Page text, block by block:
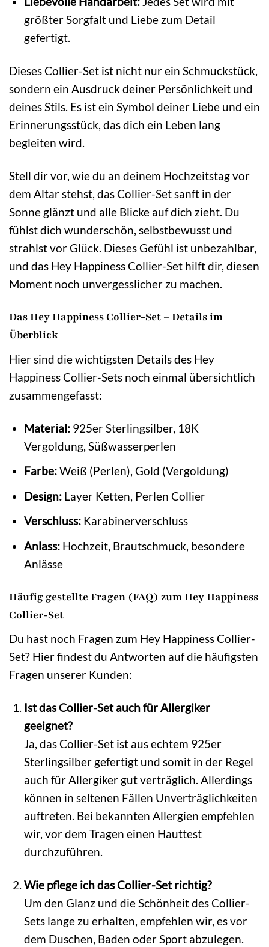
größter Sorgfalt und Liebe zum Detail
gefertigt.
Dieses Collier-Set ist nicht nur ein Schmuckstück,
sondern ein Ausdruck deiner Persönlichkeit und
deines Stils. Es ist ein Symbol deiner Liebe und ein
Erinnerungsstück, das dich ein Leben lang
begleiten wird.
Stell dir vor, wie du an deinem Hochzeitstag vor
dem Altar stehst, das Collier-Set sanft in der
Sonne glänzt und alle Blicke auf dich zieht. Du
fühlst dich wunderschön, selbstbewusst und
strahlst vor Glück. Dieses Gefühl ist unbezahlbar,
und das Hey Happiness Collier-Set hilft dir, diesen
Moment noch unvergesslicher zu machen.
Das Hey Happiness Collier-Set – Details im
Überblick
Hier sind die wichtigsten Details des Hey
Happiness Collier-Sets noch einmal übersichtlich
zusammengefasst:
Material:925er Sterlingsilber, 18K
Vergoldung, Süßwasserperlen
Farbe:Weiß (Perlen), Gold (Vergoldung)
Design:Layer Ketten, Perlen Collier
Verschluss:Karabinerverschluss
Anlass:Hochzeit, Brautschmuck, besondere
Anlässe
Häufig gestellte Fragen (FAQ) zum Hey Happiness
Collier-Set
Du hast noch Fragen zum Hey Happiness Collier-
Set? Hier findest du Antworten auf die häufigsten
Fragen unserer Kunden:
Ist das Collier-Set auch für Allergiker
geeignet?
Ja, das Collier-Set ist aus echtem 925er
Sterlingsilber gefertigt und somit in der Regel
auch für Allergiker gut verträglich. Allerdings
können in seltenen Fällen Unverträglichkeiten
auftreten. Bei bekannten Allergien empfehlen
wir, vor dem Tragen einen Hauttest
durchzuführen.
Wie pflege ich das Collier-Set richtig?
Um den Glanz und die Schönheit des Collier-
Sets lange zu erhalten, empfehlen wir, es vor
dem Duschen, Baden oder Sport abzulegen.